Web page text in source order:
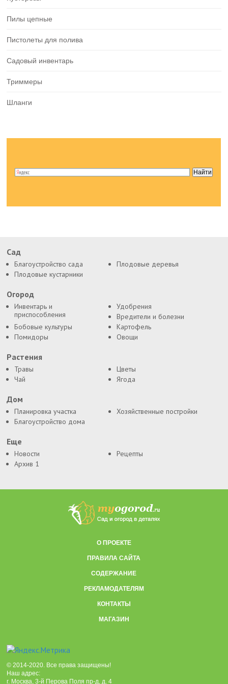
Пилы цепные
Пистолеты для полива
Садовый инвентарь
Триммеры
Шланги
Сад
Благоустройство сада
Плодовые деревья
Плодовые кустарники
Огород
Инвентарь и
приспособления
Удобрения
Вредители и болезни
Бобовые культуры
Картофель
Помидоры
Овощи
Растения
Травы
Цветы
Чай
Ягода
Дом
Планировка участка
Хозяйственные постройки
Благоустройство дома
Еще
Новости
Рецепты
Архив 1
О ПРОЕКТЕ
ПРАВИЛА САЙТА
СОДЕРЖАНИЕ
РЕКЛАМОДАТЕЛЯМ
КОНТАКТЫ
МАГАЗИН
© 2014-2020. Все права защищены!
Наш адрес:
г. Москва, 3-й Перова Поля пр-д, д. 4